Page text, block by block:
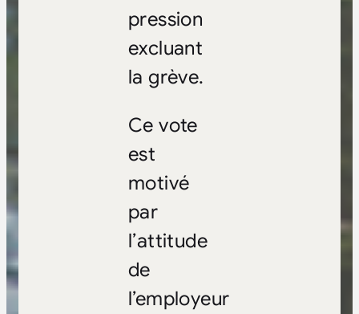
pression
excluant
la grève.
Ce vote
est
motivé
par
l’attitude
de
l’employeur